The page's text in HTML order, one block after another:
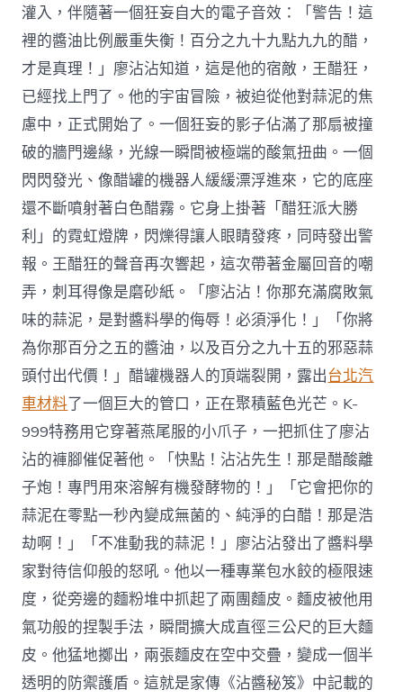
灌入，伴隨著一個狂妄自大的電子音效：「警告！這
裡的醬油比例嚴重失衡！百分之九十九點九九的醋，
才是真理！」廖沾沾知道，這是他的宿敵，王醋狂，
已經找上門了。他的宇宙冒險，被迫從他對蒜泥的焦
慮中，正式開始了。一個狂妄的影子佔滿了那扇被撞
破的牆門邊緣，光線一瞬間被極端的酸氣扭曲。一個
閃閃發光、像醋罐的機器人緩緩漂浮進來，它的底座
還不斷噴射著白色醋霧。它身上掛著「醋狂派大勝
利」的霓虹燈牌，閃爍得讓人眼睛發疼，同時發出警
報。王醋狂的聲音再次響起，這次帶著金屬回音的嘲
弄，刺耳得像是磨砂紙。「廖沾沾！你那充滿腐敗氣
味的蒜泥，是對醬料學的侮辱！必須淨化！」「你將
為你那百分之五的醬油，以及百分之九十五的邪惡蒜
頭付出代價！」醋罐機器人的頂端裂開，露出台北汽
車材料了一個巨大的管口，正在聚積藍色光芒。K-
999特務用它穿著燕尾服的小爪子，一把抓住了廖沾
沾的褲腳催促著他。「快點！沾沾先生！那是醋酸離
子炮！專門用來溶解有機發酵物的！」「它會把你的
蒜泥在零點一秒內變成無菌的、純淨的白醋！那是浩
劫啊！」「不准動我的蒜泥！」廖沾沾發出了醬料學
家對待信仰般的怒吼。他以一種專業包水餃的極限速
度，從旁邊的麵粉堆中抓起了兩團麵皮。麵皮被他用
氣功般的捏製手法，瞬間擴大成直徑三公尺的巨大麵
皮。他猛地擲出，兩張麵皮在空中交疊，變成一個半
透明的防禦護盾。這就是家傳《沾醬秘笈》中記載的